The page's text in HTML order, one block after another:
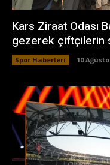
Kars Ziraat Odası
gezerek çiftçilerin
Spor Haberleri 10